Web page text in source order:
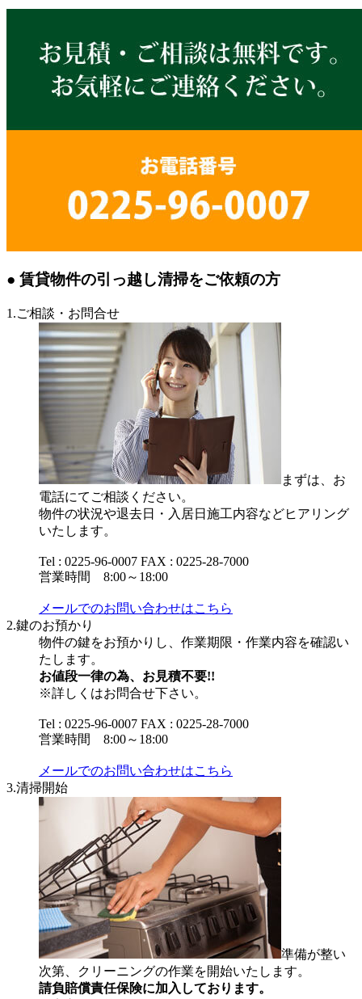
● 賃貸物件の引っ越し清掃をご依頼の方
1.ご相談・お問合せ
まずは、お
電話にてご相談ください。
物件の状況や退去日・入居日施工内容などヒアリング
いたします。
Tel : 0225-96-0007 FAX : 0225-28-7000
営業時間 8:00～18:00
メールでのお問い合わせはこちら
2.鍵のお預かり
物件の鍵をお預かりし、作業期限・作業内容を確認い
たします。
お値段一律の為、お見積不要!!
※詳しくはお問合せ下さい。
Tel : 0225-96-0007 FAX : 0225-28-7000
営業時間 8:00～18:00
メールでのお問い合わせはこちら
3.清掃開始
準備が整い
次第、クリーニングの作業を開始いたします。
請負賠償責任保険に加入しております。